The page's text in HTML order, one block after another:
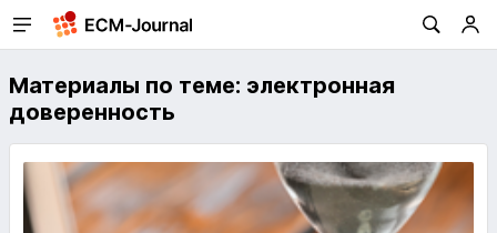
Материалы по теме: электронная
доверенность